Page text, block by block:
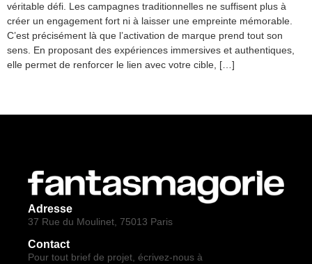
véritable défi. Les campagnes traditionnelles ne suffisent plus à
créer un engagement fort ni à laisser une empreinte mémorable.
C’est précisément là que l’activation de marque prend tout son
sens. En proposant des expériences immersives et authentiques,
elle permet de renforcer le lien avec votre cible, […]
Adresse
37 Rue du Moulinet, 75013 Paris
Contact
Pour tout brief de projet, écrivez-nous à